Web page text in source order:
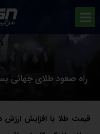
راه صعود طلای جهانی
قیمت طلا با افزایش ارزش